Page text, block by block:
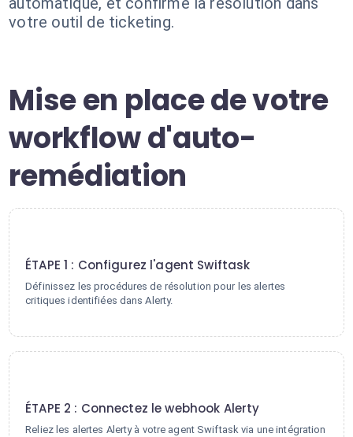
votre outil de ticketing.
Mise en place de votre
workflow d'auto-
remédiation
ÉTAPE 1 : Configurez l'agent Swiftask
Définissez les procédures de résolution pour les alertes
critiques identifiées dans Alerty.
ÉTAPE 2 : Connectez le webhook Alerty
Reliez les alertes Alerty à votre agent Swiftask via une intégration